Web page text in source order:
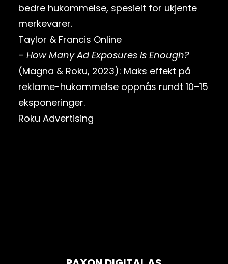
bedre hukommelse, spesielt for ukjente
merkevarer.
Taylor & Francis Online
– How Many Ad Exposures Is Enough?
(Magna & Roku, 2023): Maks effekt på
reklame-hukommelse oppnås rundt 10–15
eksponeringer.
Roku Advertising